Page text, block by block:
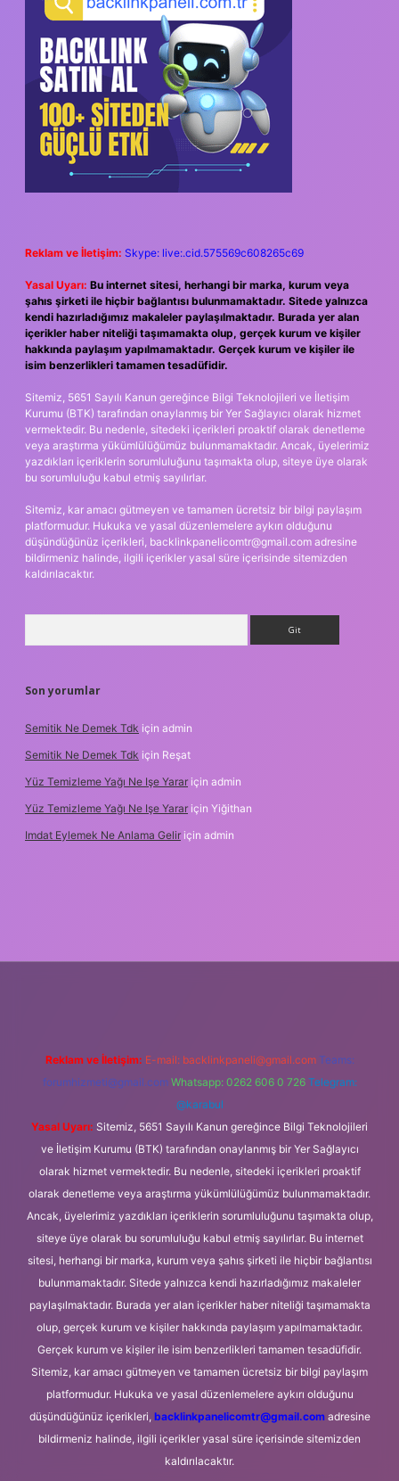
Reklam ve İletişim: Skype: live:.cid.575569c608265c69
Yasal Uyarı: Bu internet sitesi, herhangi bir marka, kurum veya
şahıs şirketi ile hiçbir bağlantısı bulunmamaktadır. Sitede yalnızca
kendi hazırladığımız makaleler paylaşılmaktadır. Burada yer alan
içerikler haber niteliği taşımamakta olup, gerçek kurum ve kişiler
hakkında paylaşım yapılmamaktadır. Gerçek kurum ve kişiler ile
isim benzerlikleri tamamen tesadüfidir.
Sitemiz, 5651 Sayılı Kanun gereğince Bilgi Teknolojileri ve İletişim
Kurumu (BTK) tarafından onaylanmış bir Yer Sağlayıcı olarak hizmet
vermektedir. Bu nedenle, sitedeki içerikleri proaktif olarak denetleme
veya araştırma yükümlülüğümüz bulunmamaktadır. Ancak, üyelerimiz
yazdıkları içeriklerin sorumluluğunu taşımakta olup, siteye üye olarak
bu sorumluluğu kabul etmiş sayılırlar.
Sitemiz, kar amacı gütmeyen ve tamamen ücretsiz bir bilgi paylaşım
platformudur. Hukuka ve yasal düzenlemelere aykırı olduğunu
düşündüğünüz içerikleri, backlinkpanelicomtr@gmail.com adresine
bildirmeniz halinde, ilgili içerikler yasal süre içerisinde sitemizden
kaldırılacaktır.
Son yorumlar
Semitik Ne Demek Tdk için admin
Semitik Ne Demek Tdk için Reşat
Yüz Temizleme Yağı Ne Işe Yarar için admin
Yüz Temizleme Yağı Ne Işe Yarar için Yiğithan
Imdat Eylemek Ne Anlama Gelir için admin
Reklam ve İletişim: E-mail: backlinkpaneli@gmail.com Teams:
forumhizmeti@gmail.com Whatsapp: 0262 606 0 726 Telegram:
@karabul
Yasal Uyarı: Sitemiz, 5651 Sayılı Kanun gereğince Bilgi Teknolojileri
ve İletişim Kurumu (BTK) tarafından onaylanmış bir Yer Sağlayıcı
olarak hizmet vermektedir. Bu nedenle, sitedeki içerikleri proaktif
olarak denetleme veya araştırma yükümlülüğümüz bulunmamaktadır.
Ancak, üyelerimiz yazdıkları içeriklerin sorumluluğunu taşımakta olup,
siteye üye olarak bu sorumluluğu kabul etmiş sayılırlar. Bu internet
sitesi, herhangi bir marka, kurum veya şahıs şirketi ile hiçbir bağlantısı
bulunmamaktadır. Sitede yalnızca kendi hazırladığımız makaleler
paylaşılmaktadır. Burada yer alan içerikler haber niteliği taşımamakta
olup, gerçek kurum ve kişiler hakkında paylaşım yapılmamaktadır.
Gerçek kurum ve kişiler ile isim benzerlikleri tamamen tesadüfidir.
Sitemiz, kar amacı gütmeyen ve tamamen ücretsiz bir bilgi paylaşım
platformudur. Hukuka ve yasal düzenlemelere aykırı olduğunu
düşündüğünüz içerikleri, backlinkpanelicomtr@gmail.comadresine
bildirmeniz halinde, ilgili içerikler yasal süre içerisinde sitemizden
kaldırılacaktır.